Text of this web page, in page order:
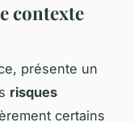
contexte
présente un
risques
certains